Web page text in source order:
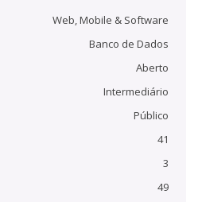
Web, Mobile & Software
Banco de Dados
Aberto
Intermediário
Público
41
3
49